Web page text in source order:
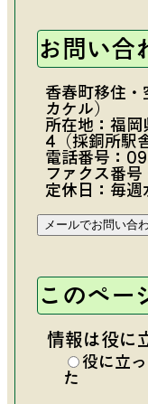
お問い合
香春町移住・
カケル）
所在地：福
4（採銅所駅
電話番号：
ファクス番
定休日：毎週
このペー
情報は役に
役に立
た